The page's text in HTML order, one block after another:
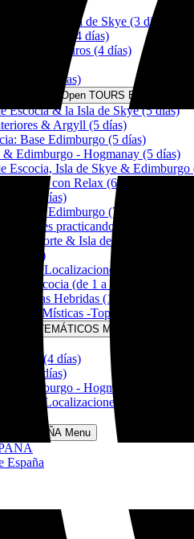
Escocia & Isla de Skye (3 dias)
& Skye (4 días)
Entre los Muros (4 días)
(4 días)
Open TOURS EN
Escocia & la Isla de Skye (5 días)
& Argyll (5 días)
Base Edimburgo (5 días)
Edimburgo - Hogmanay (5 días)
Escocia, Isla de Skye & Edimburgo
Escocia con Relax (6 días)
(6 días)
Base Edimburgo (7 días)
practicando deportes (7 días)
Norte & Isla de Skye (8 días)
(8 días)
Localizaciones de Peliculas (8
en Escocia (de 1 a 10 días)
Islas Hebridas (11 días)
Islas Místicas -Top Tour! (15 días)
TOURS TEMÁTICOS Menu
(4 días)
(6 días)
& Edimburgo - Hogmanay (5 días)
Localizaciones de Peliculas (8
EN ESPAÑA Menu
España